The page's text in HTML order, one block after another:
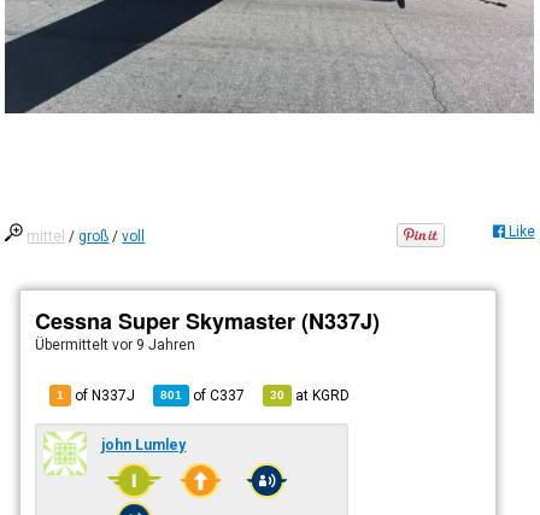
mittel /groß /voll Like
Cessna Super Skymaster (N337J)
Übermitteltvor 9 Jahren
1 of N337J 801 ofC337 30 atKGRD
john Lumley